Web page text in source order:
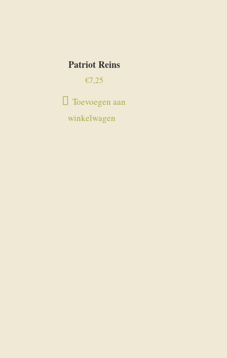
Patriot Reins
€7,25
Toevoegen aan
winkelwagen